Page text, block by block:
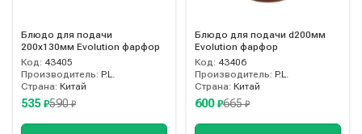
Блюдо для подачи
200х130мм Evolution фарфор
Код: 43405
Производитель: P.L.
Страна: Китай
535 ₽590₽
Блюдо для подачи d200мм
Evolution фарфор
Код: 43406
Производитель: P.L.
Страна: Китай
600 ₽665₽